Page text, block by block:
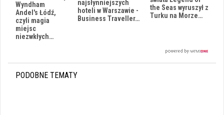
Wyndham
Andel's Łódź,
czyli magia
miejsc
niezwkłych…
najsłynniejszych
hoteli w Warszawie -
Business Traveller…
the Seas wyruszył z
Turku na Morze…
PODOBNE TEMATY